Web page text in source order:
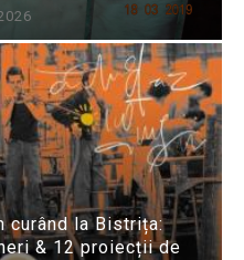
curând la Bistrița:
& 12 proiecții de